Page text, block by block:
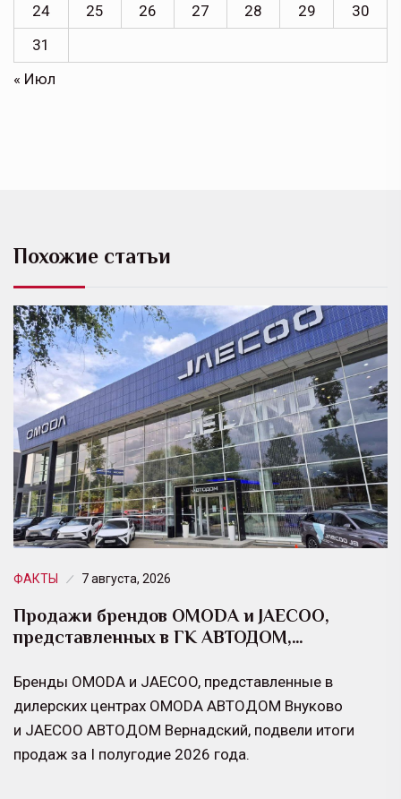
24
25 26 27 28 29
30
31
« Июл
Похожие статьи
ФАКТЫ 7 августа, 2026
Продажи брендов OMODA и JAECOO,
представленных в ГК АВТОДОМ,…
Бренды OMODA и JAECOO, представленные в
дилерских центрах OMODA АВТОДОМ Внуково
и JAECOO АВТОДОМ Вернадский, подвели итоги
продаж за I полугодие 2026 года.